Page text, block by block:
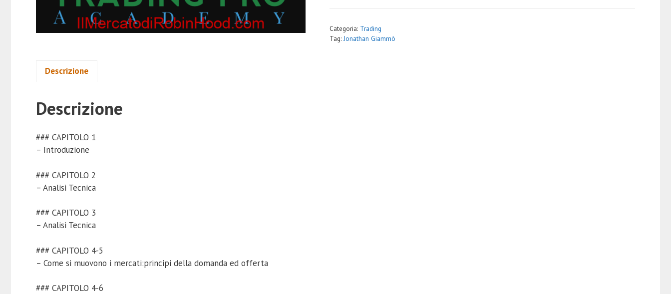
Categoria: Trading
Tag: Jonathan Giammò
Descrizione
Descrizione
### CAPITOLO 1
– Introduzione
### CAPITOLO 2
– Analisi Tecnica
### CAPITOLO 3
– Analisi Tecnica
### CAPITOLO 4-5
– Come si muovono i mercati:principi della domanda ed offerta
### CAPITOLO 4-6